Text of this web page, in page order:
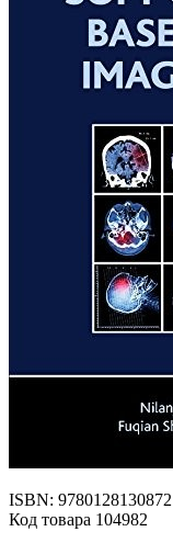
ISBN: 9780128130872
Код товара 104982